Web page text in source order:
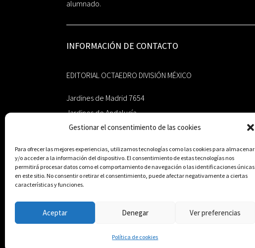
Gestionar el consentimiento de las cookies
Para ofrecer las mejores experiencias, utilizamos tecnologías como las cookies para almacenar
y/o acceder a la información del dispositivo. El consentimiento de estas tecnologías nos
permitirá procesar datos como el comportamiento de navegación o las identificaciones únicas
en este sitio. No consentir o retirar el consentimiento, puede afectar negativamente a ciertas
características y funciones.
Aceptar Denegar Ver preferencias
Política de cookies
alumnado.
INFORMACIÓN DE CONTACTO
EDITORIAL OCTAEDRO DIVISIÓN MÉXICO
Jardines de Madrid 7654
Jardines de Andalucía
Guadalupe, Nuevo León
zairaoctaedro@gmail.com
+52 811.499.5638